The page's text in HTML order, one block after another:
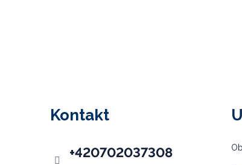
Kontakt
+420702037308